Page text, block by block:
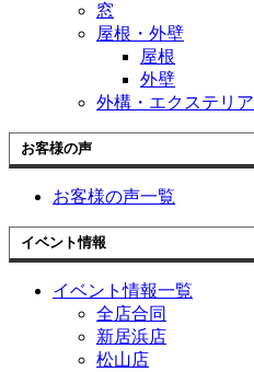
窓
屋根・外壁
屋根
外壁
外構・エクステリア
お客様の声
お客様の声一覧
イベント情報
イベント情報一覧
全店合同
新居浜店
松山店